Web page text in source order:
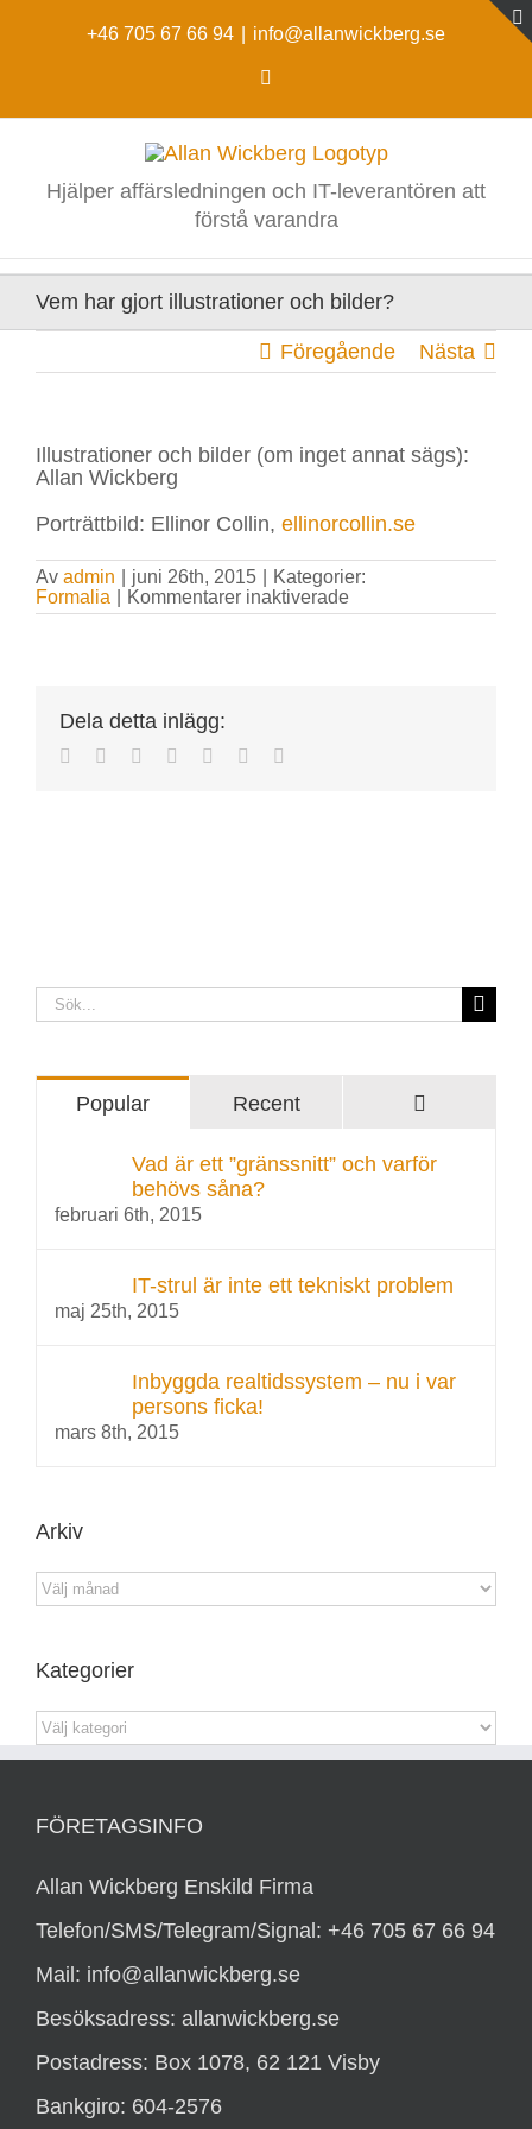
+46 705 67 66 94 info@allanwickberg.se
Hjälper affärsledningen och IT-leverantören att
förstå varandra
Vem har gjort illustrationer och bilder?
Föregående Nästa
Illustrationer och bilder (om inget annat sägs):
Allan Wickberg
Porträttbild: Ellinor Collin, ellinorcollin.se
Av admin juni 26th, 2015
Kategorier:
Formalia
Kommentarer inaktiveradeför
Vem
Dela detta inlägg:
Facebook
TwitterReddit LinkedIn
TumblrPinterest
Sök
efter:
Popular Recent
Vad är ett ”gränssnitt” och varför
behövs såna?
februari 6th, 2015
IT-strul är inte ett tekniskt problem
maj 25th, 2015
Inbyggda realtidssystem – nu i var
persons ficka!
mars 8th, 2015
Arkiv
Arkiv
Kategorier
Kategorier
FÖRETAGSINFO
Allan Wickberg Enskild Firma
Telefon/SMS/Telegram/Signal: +46 705 67 66 94
Mail: info@allanwickberg.se
Besöksadress: allanwickberg.se
Postadress: Box 1078, 62 121 Visby
Bankgiro: 604-2576